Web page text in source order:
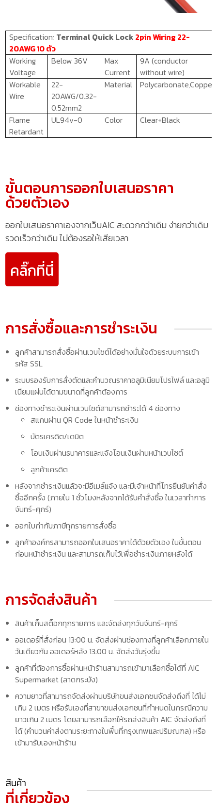
Specification: Terminal Quick Lock 2pin Wiring 22-
20AWG 10 ตัว
Working
Voltage
Below 36V
Max
Current
9A(conductor
without wire)
Workable
Wire
22-
20AWG/0.32-
0.52mm2
Material Polycarbonate,Copper
Flame
Retardant
UL94v-0 Color Clear+Black
ขั้นตอนการออกใบเสนอราคา
ด้วยตัวเอง
ออกใบเสนอราคาเองจากเว็บAIC สะดวกกว่าเดิม ง่ายกว่าเดิม
รวดเร็วกว่าเดิม ไม่ต้องรอให้เสียเวลา
คลิ๊กที่นี่
การสั่งซื้อและการชำระเงิน
ลูกค้าสามารถสั่งซื้อผ่านเวบไซต์ได้อย่างมั่นใจด้วยระบบการเข้า
รหัส SSL
ระบบรองรับการสั่งตัดและคำนวณราคาอลูมิเนียมโปรไฟล์ และอลูมิ
เนียมแผ่นได้ตามขนาดที่ลูกค้าต้องการ
ช่องทางชำระเงินผ่านเวบไซต์สามารถชำระได้ 4 ช่องทาง
สแกนผ่าน QR Code ในหน้าชำระเงิน
บัตรเครดิต/เดบิต
โอนเงินผ่านธนาคารและแจ้งโอนเงินผ่านหน้าเวบไซต์
ลูกค้าเครดิต
หลังจากชำระเงินแล้วจะมีอีเมล์แจ้ง และมีเจ้าหน้าที่โทรยืนยันคำสั่ง
ซื้ออีกครั้ง (ภายใน 1 ชั่วโมงหลังจากได้รับคำสั่งซื้อ ในเวลาทำการ
จันทร์-ศุกร์)
ออกใบกำกับภาษีทุกรายการสั่งซื้อ
ลูกค้าองค์กรสามารถออกใบเสนอราคาได้ด้วยตัวเอง ในขั้นตอน
ก่อนหน้าชำระเงิน และสามารถเก็บไว้เพื่อชำระเงินภายหลังได้
การจัดส่งสินค้า
สินค้าเก็บสต็อกทุกรายการ และจัดส่งทุกวันจันทร์-ศุกร์
ออเดอร์ที่สั่งก่อน 13:00 น. จัดส่งผ่านช่องทางที่ลูกค้าเลือกภายใน
วันเดียวกัน ออเดอร์หลัง 13:00 น. จัดส่งวันรุ่งขึ้น
ลูกค้าที่ต้องการซื้อผ่านหน้าร้านสามารถเข้ามาเลือกซื้อได้ที่ AIC
Supermarket (ลาดกระบัง)
ความยาวที่สามารถจัดส่งผ่านบริษัทขนส่งเอกชนจัดส่งถึงที่ ได้ไม่
เกิน 2 เมตร หรือรับเองที่สาขาขนส่งเอกชนที่กำหนดในกรณีความ
ยาวเกิน 2 เมตร โดยสามารถเลือกให้รถส่งสินค้า AIC จัดส่งถึงที่
ได้ (คำนวนค่าส่งตามระยะทางในพื้นที่กรุงเทพและปริมณฑล) หรือ
เข้ามารับเองหน้าร้าน
สินค้า
ที่เกี่ยวข้อง